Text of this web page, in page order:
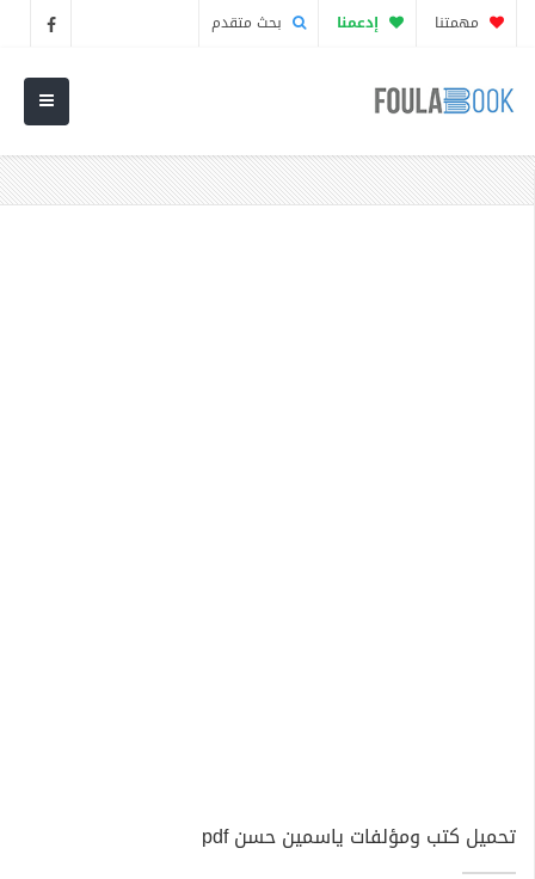
مهمتنا إدعمنا بحث متقدم
تحميل كتب ومؤلفات ياسمين حسن pdf